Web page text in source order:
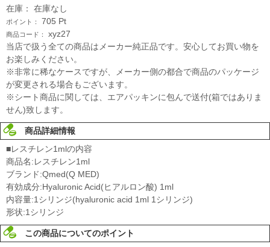
在庫： 在庫なし
ポイント： 705 Pt
商品コード：
xyz27
当店で扱う全ての商品はメーカー純正品です。安心してお買い物を
お楽しみください。
※非常に稀なケースですが、メーカー側の都合で商品のパッケージ
が変更される場合もございます。
※シート商品に関しては、エアパッキンに包んで送付(箱ではありま
せん)致します。
商品詳細情報
■レスチレン1mlの内容
商品名:レスチレン1ml
ブランド:Qmed(Q MED)
有効成分:Hyaluronic Acid(ヒアルロン酸) 1ml
内容量:1シリンジ(hyaluronic acid 1ml 1シリンジ)
形状:1シリンジ
この商品についてのポイント